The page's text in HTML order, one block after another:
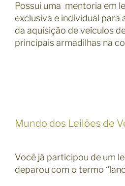
Possui uma mentoria em
exclusiva e individual
da aquisição de veículos
principais armadilhas na
Mundo dos Leilões de
Você já participou de um
deparou com o termo